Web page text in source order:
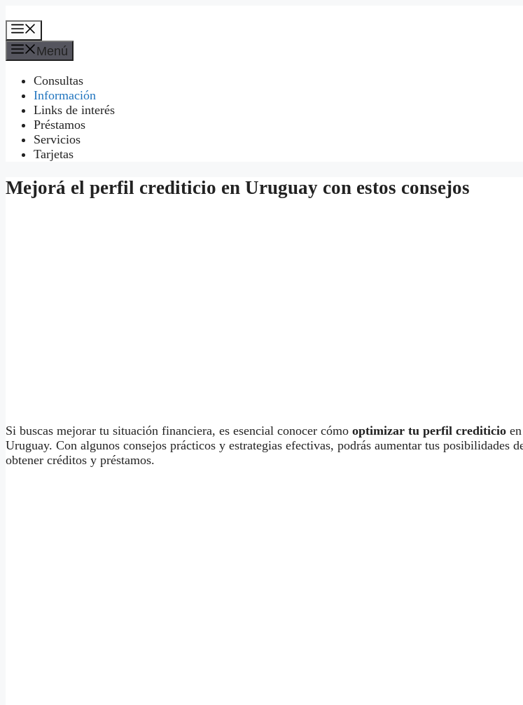
al
contenido
Menú
Consultas
Información
Links de interés
Préstamos
Servicios
Tarjetas
Mejorá el perfil crediticio en Uruguay con estos consejos
Si buscas mejorar tu situación financiera, es esencial conocer cómo optimizar tu perfil crediticio en
Uruguay. Con algunos consejos prácticos y estrategias efectivas, podrás aumentar tus posibilidades
obtener créditos y préstamos.